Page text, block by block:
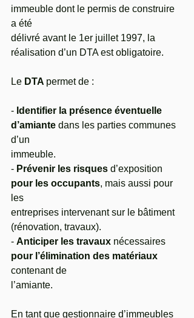
immeuble dont le permis de construire
a été
délivré avant le 1er juillet 1997, la
réalisation d’un DTA est obligatoire.
Le DTA permet de :
- Identifier la présence éventuelle
d’amiante dans les parties communes
d’un
immeuble.
- Prévenir les risques d’exposition
pour les occupants, mais aussi pour
les
entreprises intervenant sur le bâtiment
(rénovation, travaux).
- Anticiper les travaux nécessaires
pour l’élimination des matériaux
contenant de
l’amiante.
En tant que gestionnaire d’immeubles